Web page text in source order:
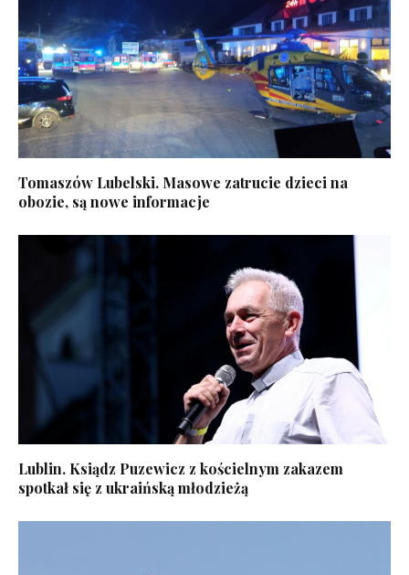
Tomaszów Lubelski. Masowe zatrucie dzieci na
obozie, są nowe informacje
Lublin. Ksiądz Puzewicz z kościelnym zakazem
spotkał się z ukraińską młodzieżą